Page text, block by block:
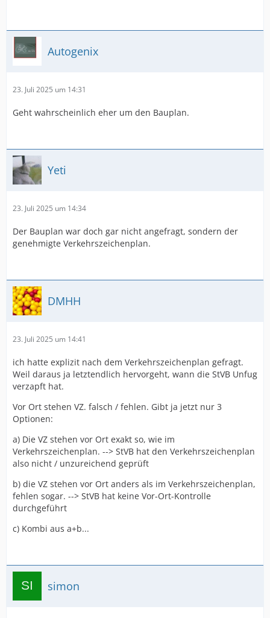
Autogenix
23. Juli 2025 um 14:31
Geht wahrscheinlich eher um den Bauplan.
Yeti
23. Juli 2025 um 14:34
Der Bauplan war doch gar nicht angefragt, sondern der
genehmigte Verkehrszeichenplan.
DMHH
23. Juli 2025 um 14:41
ich hatte explizit nach dem Verkehrszeichenplan gefragt.
Weil daraus ja letztendlich hervorgeht, wann die StVB Unfug
verzapft hat.
Vor Ort stehen VZ. falsch / fehlen. Gibt ja jetzt nur 3
Optionen:
a) Die VZ stehen vor Ort exakt so, wie im
Verkehrszeichenplan. --> StVB hat den Verkehrszeichenplan
also nicht / unzureichend geprüft
b) die VZ stehen vor Ort anders als im Verkehrszeichenplan,
fehlen sogar. --> StVB hat keine Vor-Ort-Kontrolle
durchgeführt
c) Kombi aus a+b...
simon